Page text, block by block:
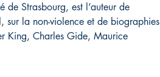
de Strasbourg, est l’auteur de
sur la non-violence et de biographies
King, Charles Gide, Maurice